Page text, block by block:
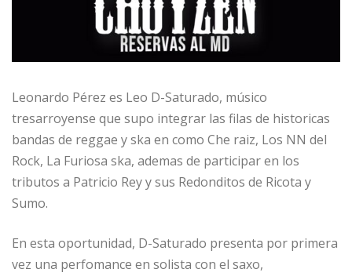
Leonardo Pérez es Leo D-Saturado, músico
tresarroyense que supo integrar las filas de historicas
bandas de reggae y ska en como Che raiz, Los NN del
Rock, La Furiosa ska, ademas de participar en los
tributos a Patricio Rey y sus Redonditos de Ricota y
Sumo.
En esta oportunidad, D-Saturado presenta por primera
vez una perfomance en solista con el saxo,